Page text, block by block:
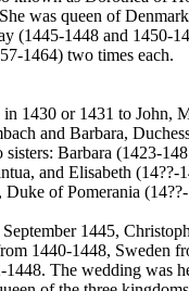
was queen of
(1445-1448 and 1450-
1464) two times each.
1430 or 1431 to John,
and Barbara,
sisters: Barbara (1423-
and Elisabeth (14??-
of Pomerania
1445,
1440-1448, Sweden
The wedding was